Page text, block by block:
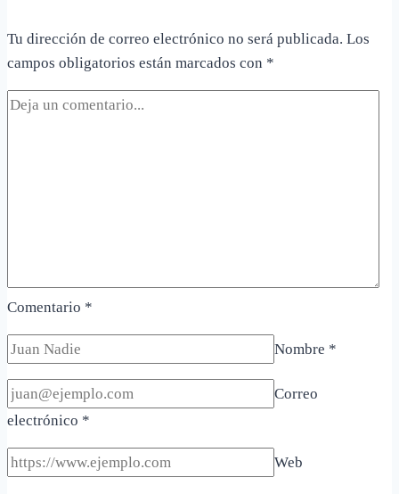
derechos
Tu dirección de correo electrónico no será publicada. Los
campos obligatorios están marcados con *
Comentario *
Nombre *
Correo
electrónico *
Web